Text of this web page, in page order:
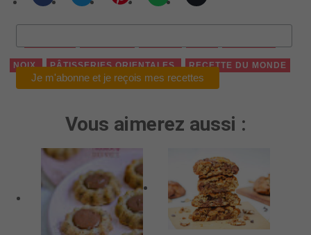
NOIX PÂTISSERIES ORIENTALES RECETTE DU MONDE
Vous aimerez aussi :